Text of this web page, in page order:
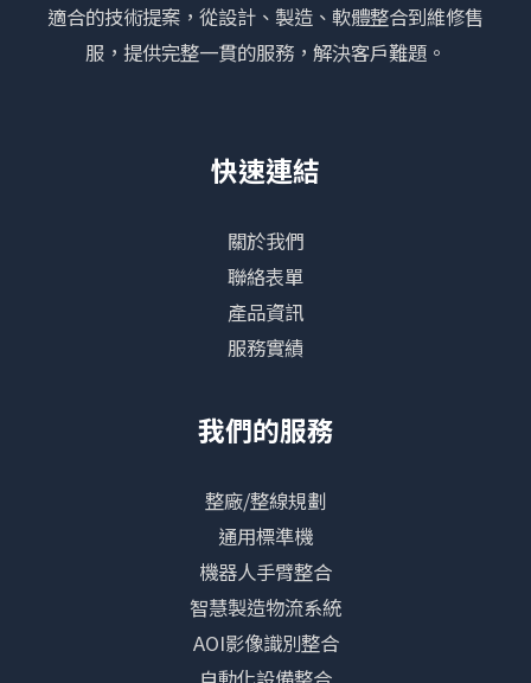
適合的技術提案，從設計、製造、軟體整合到維修售
服，提供完整一貫的服務，解決客戶難題。
快速連結
關於我們
聯絡表單
產品資訊
服務實績
我們的服務
整廠/整線規劃
通用標準機
機器人手臂整合
智慧製造物流系統
AOI影像識別整合